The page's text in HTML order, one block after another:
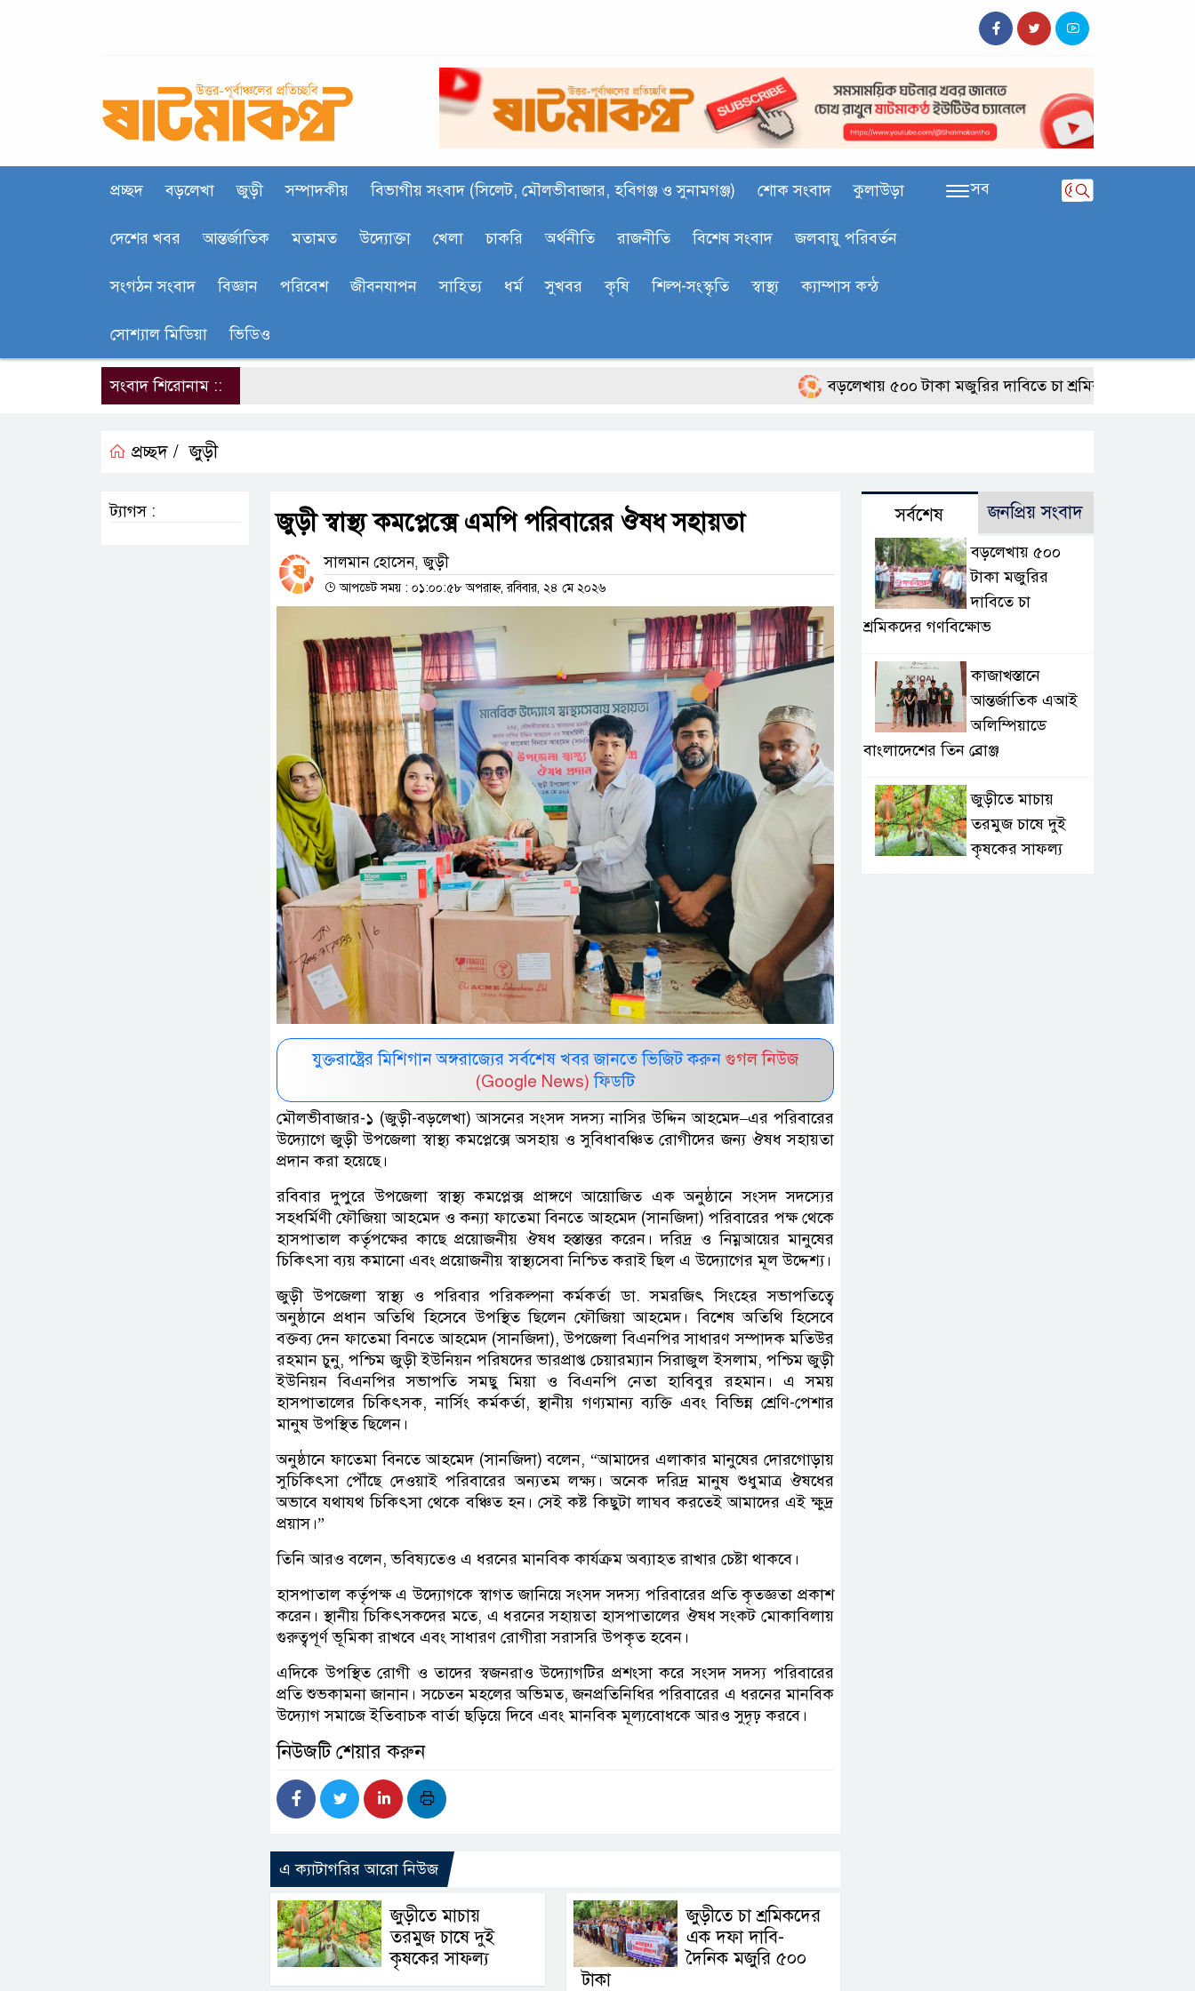
প্রচ্ছদ বড়লেখা জুড়ী সম্পাদকীয় বিভাগীয় সংবাদ (সিলেট, মৌলভীবাজার, হবিগঞ্জ ও সুনামগঞ্জ) শোক সংবাদ কুলাউড়া
দেশের খবর আন্তর্জাতিক মতামত উদ্যোক্তা খেলা চাকরি অর্থনীতি রাজনীতি বিশেষ সংবাদ জলবায়ু পরিবর্তন
সংগঠন সংবাদ বিজ্ঞান পরিবেশ জীবনযাপন সাহিত‍্য ধর্ম সুখবর কৃষি শিল্প-সংস্কৃতি স্বাস্থ্য ক‍্যাম্পাস কন্ঠ
সোশ্যাল মিডিয়া ভিডিও
সব
সংবাদ শিরোনাম :: বড়লেখায় ৫০০ টাকা মজুরির দাবিতে চা শ্রমিকদের গণবিক্ষোভ
প্রচ্ছদ / জুড়ী
জুড়ী স্বাস্থ্য কমপ্লেক্সে এমপি পরিবারের ঔষধ সহায়তা
সালমান হোসেন, জুড়ী
আপডেট সময় : ০১:০০:৫৮ অপরাহ্ন, রবিবার, ২৪ মে ২০২৬
যুক্তরাষ্ট্রের মিশিগান অঙ্গরাজ্যের সর্বশেষ খবর জানতে ভিজিট করুন গুগল নিউজ
(Google News) ফিডটি
মৌলভীবাজার-১ (জুড়ী-বড়লেখা) আসনের সংসদ সদস্য নাসির উদ্দিন আহমেদ–এর পরিবারের
উদ্যোগে জুড়ী উপজেলা স্বাস্থ্য কমপ্লেক্সে অসহায় ও সুবিধাবঞ্চিত রোগীদের জন্য ঔষধ সহায়তা
প্রদান করা হয়েছে।
রবিবার দুপুরে উপজেলা স্বাস্থ্য কমপ্লেক্স প্রাঙ্গণে আয়োজিত এক অনুষ্ঠানে সংসদ সদস্যের
সহধর্মিণী ফৌজিয়া আহমেদ ও কন্যা ফাতেমা বিনতে আহমেদ (সানজিদা) পরিবারের পক্ষ থেকে
হাসপাতাল কর্তৃপক্ষের কাছে প্রয়োজনীয় ঔষধ হস্তান্তর করেন। দরিদ্র ও নিম্নআয়ের মানুষের
চিকিৎসা ব্যয় কমানো এবং প্রয়োজনীয় স্বাস্থ্যসেবা নিশ্চিত করাই ছিল এ উদ্যোগের মূল উদ্দেশ্য।
জুড়ী উপজেলা স্বাস্থ্য ও পরিবার পরিকল্পনা কর্মকর্তা ডা. সমরজিৎ সিংহের সভাপতিত্বে
অনুষ্ঠানে প্রধান অতিথি হিসেবে উপস্থিত ছিলেন ফৌজিয়া আহমেদ। বিশেষ অতিথি হিসেবে
বক্তব্য দেন ফাতেমা বিনতে আহমেদ (সানজিদা), উপজেলা বিএনপির সাধারণ সম্পাদক মতিউর
রহমান চুনু, পশ্চিম জুড়ী ইউনিয়ন পরিষদের ভারপ্রাপ্ত চেয়ারম্যান সিরাজুল ইসলাম, পশ্চিম জুড়ী
ইউনিয়ন বিএনপির সভাপতি সমছু মিয়া ও বিএনপি নেতা হাবিবুর রহমান। এ সময়
হাসপাতালের চিকিৎসক, নার্সিং কর্মকর্তা, স্থানীয় গণ্যমান্য ব্যক্তি এবং বিভিন্ন শ্রেণি-পেশার
মানুষ উপস্থিত ছিলেন।
অনুষ্ঠানে ফাতেমা বিনতে আহমেদ (সানজিদা) বলেন, “আমাদের এলাকার মানুষের দোরগোড়ায়
সুচিকিৎসা পৌঁছে দেওয়াই পরিবারের অন্যতম লক্ষ্য। অনেক দরিদ্র মানুষ শুধুমাত্র ঔষধের
অভাবে যথাযথ চিকিৎসা থেকে বঞ্চিত হন। সেই কষ্ট কিছুটা লাঘব করতেই আমাদের এই ক্ষুদ্র
প্রয়াস।”
তিনি আরও বলেন, ভবিষ্যতেও এ ধরনের মানবিক কার্যক্রম অব্যাহত রাখার চেষ্টা থাকবে।
হাসপাতাল কর্তৃপক্ষ এ উদ্যোগকে স্বাগত জানিয়ে সংসদ সদস্য পরিবারের প্রতি কৃতজ্ঞতা প্রকাশ
করেন। স্থানীয় চিকিৎসকদের মতে, এ ধরনের সহায়তা হাসপাতালের ঔষধ সংকট মোকাবিলায়
গুরুত্বপূর্ণ ভূমিকা রাখবে এবং সাধারণ রোগীরা সরাসরি উপকৃত হবেন।
এদিকে উপস্থিত রোগী ও তাদের স্বজনরাও উদ্যোগটির প্রশংসা করে সংসদ সদস্য পরিবারের
প্রতি শুভকামনা জানান। সচেতন মহলের অভিমত, জনপ্রতিনিধির পরিবারের এ ধরনের মানবিক
উদ্যোগ সমাজে ইতিবাচক বার্তা ছড়িয়ে দিবে এবং মানবিক মূল্যবোধকে আরও সুদৃঢ় করবে।
নিউজটি শেয়ার করুন
এ ক্যাটাগরির আরো নিউজ
জুড়ীতে মাচায়
তরমুজ চাষে দুই
কৃষকের সাফল্য
জুড়ীতে চা শ্রমিকদের
এক দফা দাবি-
দৈনিক মজুরি ৫০০
টাকা
ট্যাগস : সর্বশেষ জনপ্রিয় সংবাদ
বড়লেখায় ৫০০
টাকা মজুরির
দাবিতে চা
শ্রমিকদের গণবিক্ষোভ
কাজাখস্তানে
আন্তর্জাতিক এআই
অলিম্পিয়াডে
বাংলাদেশের তিন ব্রোঞ্জ
জুড়ীতে মাচায়
তরমুজ চাষে দুই
কৃষকের সাফল্য